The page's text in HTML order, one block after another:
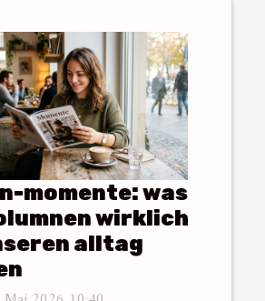
momente: was
wirklich
alltag